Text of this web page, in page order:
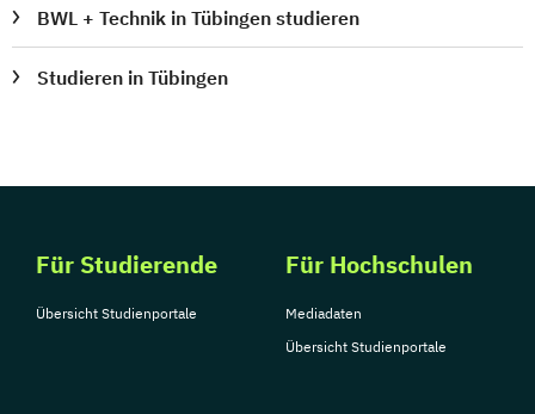
BWL + Technik in Tübingen studieren
Studieren in Tübingen
Für Studierende
Übersicht Studienportale
Für Hochschulen
Mediadaten
Übersicht Studienportale